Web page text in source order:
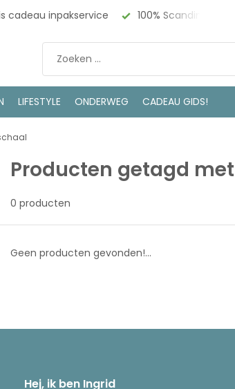
cadeau inpakservice 100% Scandinavisch
LIFESTYLE ONDERWEG CADEAU GIDS!
Producten getagd
0 producten
Geen producten gevonden!...
Hej, ik ben Ingrid